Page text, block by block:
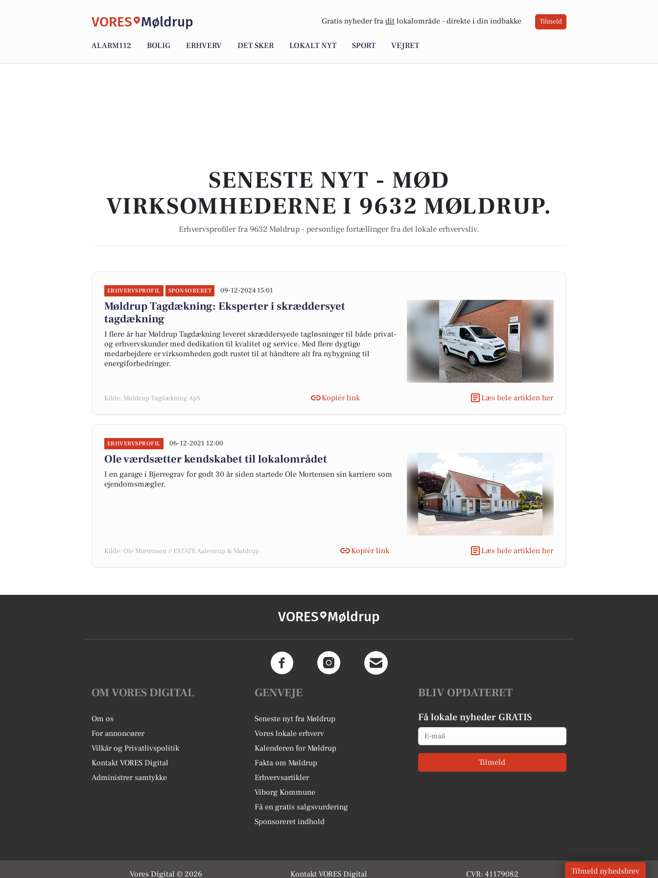
VORES Møldrup Gratis nyheder fra dit lokalområde - direkte i din indbakke Tilmeld
ALARM112 BOLIG ERHVERV DET SKER LOKALT NYT SPORT VEJRET
SENESTE NYT - MØD
VIRKSOMHEDERNE I 9632 MØLDRUP.
Erhvervsprofiler fra 9632 Møldrup - personlige fortællinger fra det lokale erhvervsliv.
ERHVERVSPROFIL SPONSORERET 09-12-2024 15:01
Møldrup Tagdækning: Eksperter i skræddersyet
tagdækning
I flere år har Møldrup Tagdækning leveret skræddersyede tagløsninger til både privat-
og erhvervskunder med dedikation til kvalitet og service. Med flere dygtige
medarbejdere er virksomheden godt rustet til at håndtere alt fra nybygning til
energiforbedringer.
Kilde: Møldrup Tagdækning ApS Kopiér link Læs hele artiklen her
ERHVERVSPROFIL 06-12-2021 12:00
Ole værdsætter kendskabet til lokalområdet
I en garage i Bjerregrav for godt 30 år siden startede Ole Mortensen sin karriere som
ejendomsmægler.
Kilde: Ole Mortensen // ESTATE Aalestrup & Møldrup Kopiér link Læs hele artiklen her
VORES Møldrup
OM VORES DIGITAL
Om os
For annoncører
Vilkår og Privatlivspolitik
Kontakt VORES Digital
Administrer samtykke
GENVEJE
Seneste nyt fra Møldrup
Vores lokale erhverv
Kalenderen for Møldrup
Fakta om Møldrup
Erhvervsartikler
Viborg Kommune
Få en gratis salgsvurdering
Sponsoreret indhold
BLIV OPDATERET
Få lokale nyheder GRATIS
Email
Tilmeld
Vores Digital © 2026 Kontakt VORES Digital CVR: 41179082 Tilmeld nyhedsbrev